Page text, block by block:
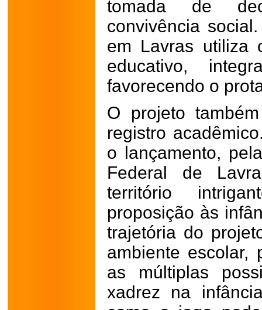
tomada de
convivência
em Lavras utiliza
educativo,
favorecendo o
O projeto
registro
o lançamento,
Federal de
território
proposição às
trajetória do
ambiente escolar,
as múltiplas
xadrez na